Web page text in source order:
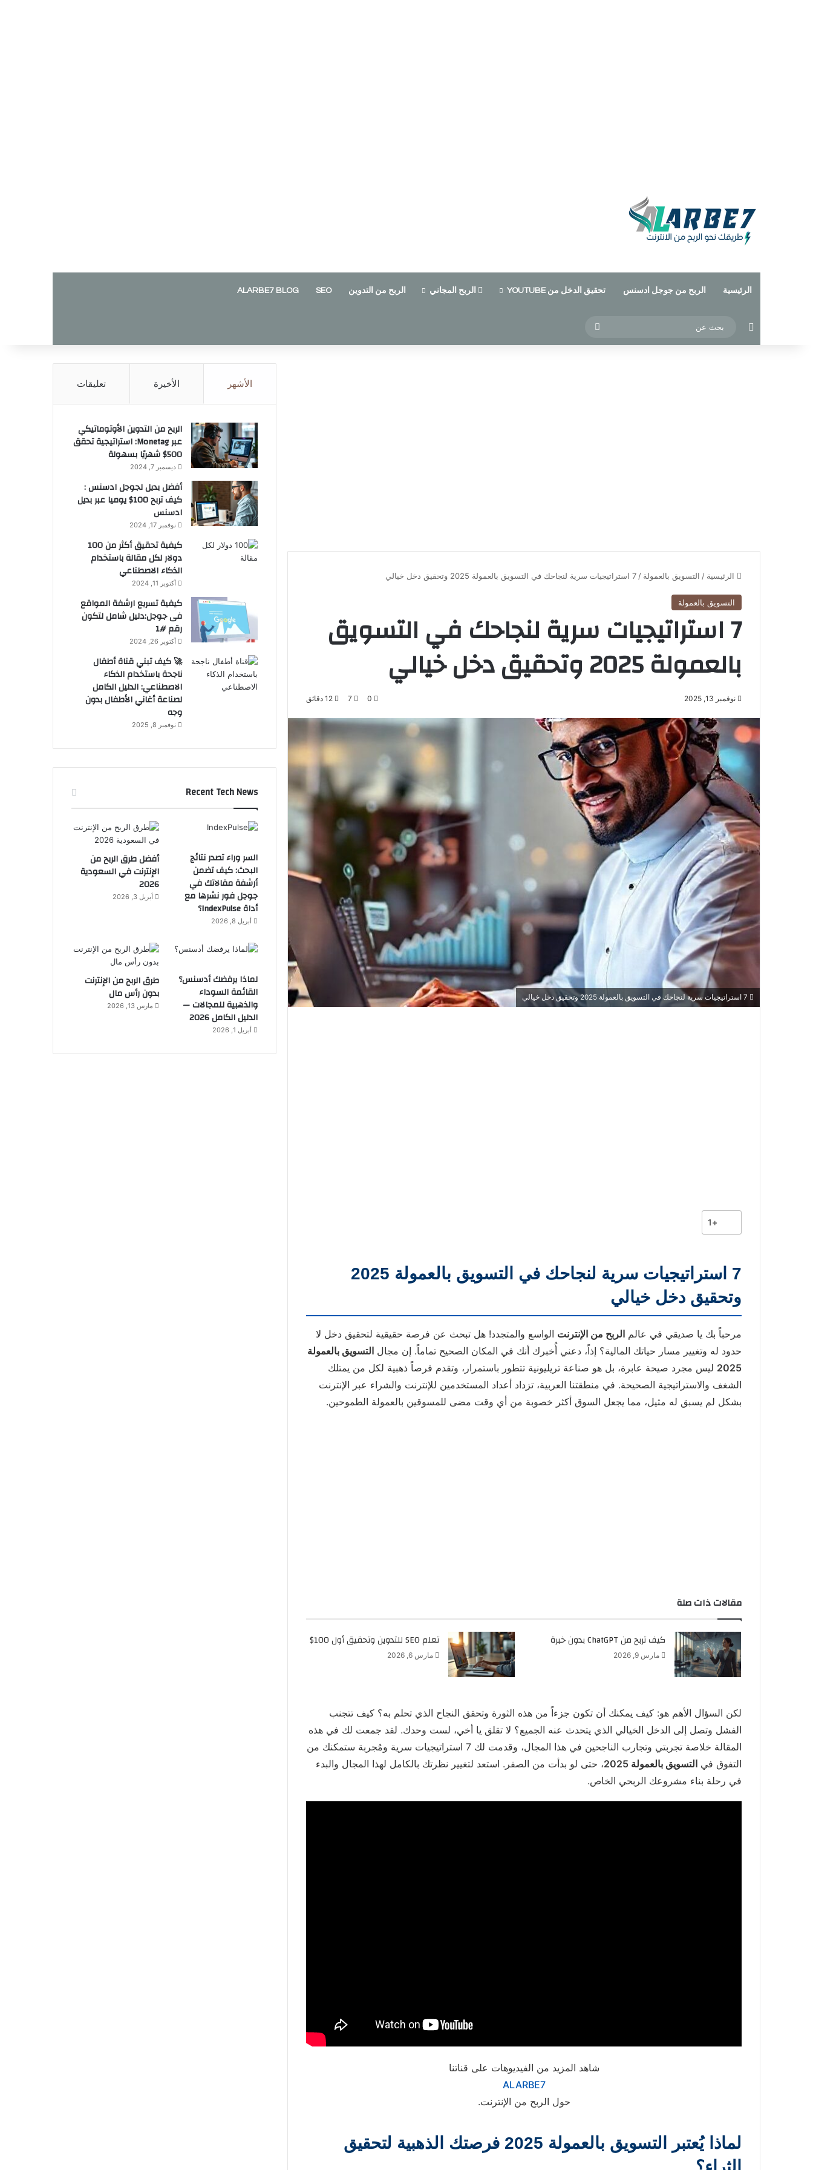
الرئيسية الربح من جوجل ادسنس تحقيق الدخل من YOUTUBE الربح المجاني الربح من التدوين SEO
ALARBE7 BLOG
مقال عشوائي
عن
الرئيسية / التسويق بالعمولة / 7 استراتيجيات سرية لنجاحك في التسويق بالعمولة 2025 وتحقيق دخل خيالي
التسويق بالعمولة
7 استراتيجيات سرية لنجاحك في التسويق
بالعمولة 2025 وتحقيق دخل خيالي
نوفمبر 13, 2025 0
7
+1
7 استراتيجيات سرية لنجاحك في التسويق بالعمولة 2025
وتحقيق دخل خيالي
مرحباً بك يا صديقي في عالم الربح من الإنترنت الواسع والمتجدد! هل تبحث عن فرصة حقيقية لتحقيق دخل لا
حدود له وتغيير مسار حياتك المالية؟ إذاً، دعني أُخبرك أنك في المكان الصحيح تماماً. إن مجال التسويق بالعمولة
2025 ليس مجرد صيحة عابرة، بل هو صناعة تريليونية تتطور باستمرار، وتقدم فرصاً ذهبية لكل من يمتلك
الشغف والاستراتيجية الصحيحة. في منطقتنا العربية، تزداد أعداد المستخدمين للإنترنت والشراء عبر الإنترنت
بشكل لم يسبق له مثيل، مما يجعل السوق أكثر خصوبة من أي وقت مضى للمسوقين بالعمولة الطموحين.
مقالات ذات صلة
كيف تربح من ChatGPT بدون خبرة
مارس 9, 2026
تعلم SEO للتدوين وتحقيق أول 100$
مارس 6, 2026
لكن السؤال الأهم هو: كيف يمكنك أن تكون جزءاً من هذه الثورة وتحقق النجاح الذي تحلم به؟ كيف تتجنب
الفشل وتصل إلى الدخل الخيالي الذي يتحدث عنه الجميع؟ لا تقلق يا أخي، لست وحدك. لقد جمعت لك في هذه
المقالة خلاصة تجربتي وتجارب الناجحين في هذا المجال، وقدمت لك 7 استراتيجيات سرية ومُجربة ستمكنك من
التفوق في التسويق بالعمولة 2025
، حتى لو بدأت من الصفر. استعد لتغيير نظرتك بالكامل لهذا المجال والبدء
في رحلة بناء مشروعك الربحي الخاص.
شاهد المزيد من الفيديوهات على قناتنا
ALARBE7
حول الربح من الإنترنت.
لماذا يُعتبر التسويق بالعمولة 2025 فرصتك الذهبية لتحقيق
الأشهر الأخيرة تعليقات
الربح من التدوين الأوتوماتيكي
عبر Monetag: استراتيجية تحقق
500$ شهريًا بسهولة
ديسمبر 7, 2024
أفضل بديل لجوجل ادسنس :
كيف تربح 100$ يوميا عبر بديل
ادسنس
نوفمبر 17, 2024
كيفية تحقيق أكثر من 100
دولار لكل مقالة باستخدام
الذكاء الاصطناعي
أكتوبر 11, 2024
كيفية تسريع ارشفة المواقع
فى جوجل:دليل شامل لتكون
رقم #1
أكتوبر 26, 2024
🚀 كيف تبني قناة أطفال
ناجحة باستخدام الذكاء
الاصطناعي: الدليل الكامل
لصناعة أغاني الأطفال بدون
وجه
نوفمبر 8, 2025
Recent Tech News
السر وراء تصدر نتائج
البحث: كيف تضمن
أرشفة مقالاتك في
جوجل فور نشرها مع
أداة IndexPulse؟
أبريل 8, 2026
أفضل طرق الربح من
الإنترنت في السعودية
2026
أبريل 3, 2026
لماذا يرفضك أدسنس؟
القائمة السوداء
والذهبية للمجالات —
الدليل الكامل 2026
أبريل 1, 2026
طرق الربح من الإنترنت
بدون رأس مال
مارس 13, 2026